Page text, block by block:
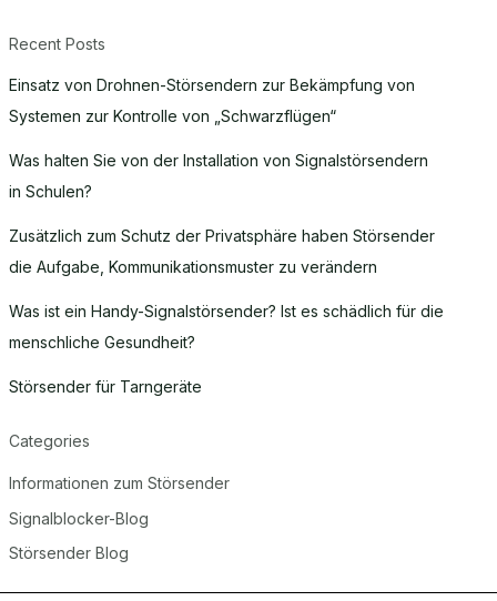
Recent Posts
Einsatz von Drohnen-Störsendern zur Bekämpfung von
Systemen zur Kontrolle von „Schwarzflügen“
Was halten Sie von der Installation von Signalstörsendern
in Schulen?
Zusätzlich zum Schutz der Privatsphäre haben Störsender
die Aufgabe, Kommunikationsmuster zu verändern
Was ist ein Handy-Signalstörsender? Ist es schädlich für die
menschliche Gesundheit?
Störsender für Tarngeräte
Categories
Informationen zum Störsender
Signalblocker-Blog
Störsender Blog